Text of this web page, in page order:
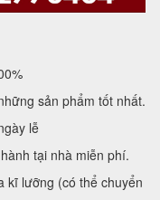
sản phẩm tốt nhất.
lễ
tại nhà miễn phí.
kĩ lưỡng (có thể chuyển